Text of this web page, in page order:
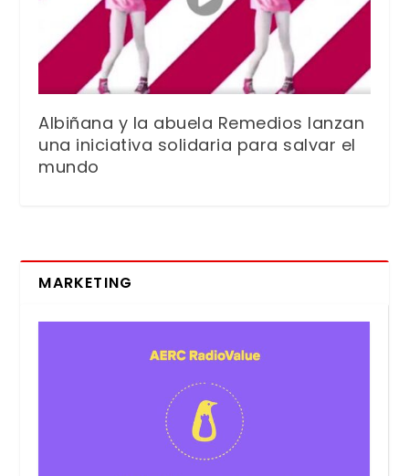
Albiñana y la abuela Remedios lanzan
una iniciativa solidaria para salvar el
mundo
MARKETING